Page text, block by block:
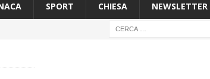
SPORT CHIESA NEWSLETTER